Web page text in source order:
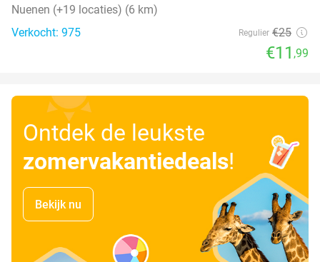
Nuenen (+19 locaties) (6 km)
Verkocht: 975
Regulier €25
€11 ,99
Ontdek de leukste
zomervakantiedeals!
Bekijk nu